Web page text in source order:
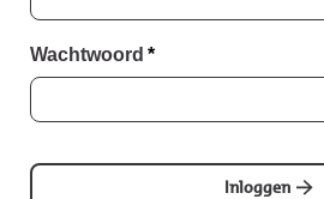
Wachtwoord *
Inloggen